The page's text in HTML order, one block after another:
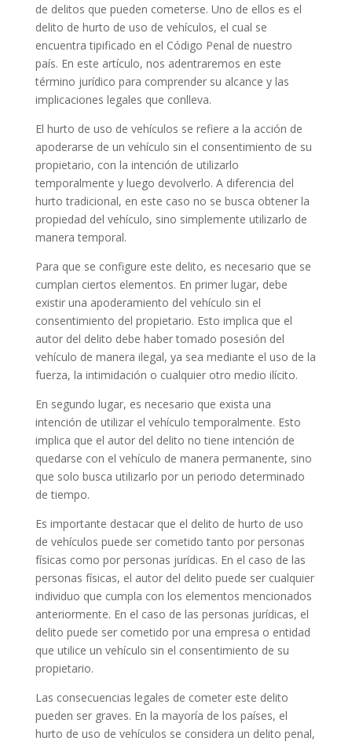
de delitos que pueden cometerse. Uno de ellos es el
delito de hurto de uso de vehículos, el cual se
encuentra tipificado en el Código Penal de nuestro
país. En este artículo, nos adentraremos en este
término jurídico para comprender su alcance y las
implicaciones legales que conlleva.
El hurto de uso de vehículos se refiere a la acción de
apoderarse de un vehículo sin el consentimiento de su
propietario, con la intención de utilizarlo
temporalmente y luego devolverlo. A diferencia del
hurto tradicional, en este caso no se busca obtener la
propiedad del vehículo, sino simplemente utilizarlo de
manera temporal.
Para que se configure este delito, es necesario que se
cumplan ciertos elementos. En primer lugar, debe
existir una apoderamiento del vehículo sin el
consentimiento del propietario. Esto implica que el
autor del delito debe haber tomado posesión del
vehículo de manera ilegal, ya sea mediante el uso de la
fuerza, la intimidación o cualquier otro medio ilícito.
En segundo lugar, es necesario que exista una
intención de utilizar el vehículo temporalmente. Esto
implica que el autor del delito no tiene intención de
quedarse con el vehículo de manera permanente, sino
que solo busca utilizarlo por un periodo determinado
de tiempo.
Es importante destacar que el delito de hurto de uso
de vehículos puede ser cometido tanto por personas
físicas como por personas jurídicas. En el caso de las
personas físicas, el autor del delito puede ser cualquier
individuo que cumpla con los elementos mencionados
anteriormente. En el caso de las personas jurídicas, el
delito puede ser cometido por una empresa o entidad
que utilice un vehículo sin el consentimiento de su
propietario.
Las consecuencias legales de cometer este delito
pueden ser graves. En la mayoría de los países, el
hurto de uso de vehículos se considera un delito penal,